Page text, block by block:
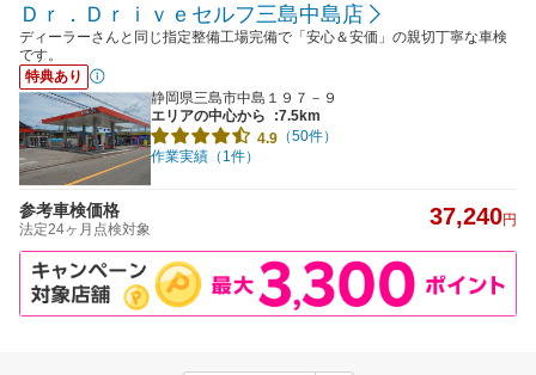
Ｄｒ．Ｄｒｉｖｅセルフ三島中島店
ディーラーさんと同じ指定整備工場完備で「安心＆安価」の親切丁寧な車検
です。
特典あり
静岡県三島市中島１９７－９
エリアの中心から
:7.5km
4.9 （50件）
作業実績（1件）
参考車検価格
法定24ヶ月点検対象 37,240円